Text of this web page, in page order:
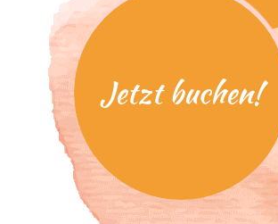
Jetzt buchen!